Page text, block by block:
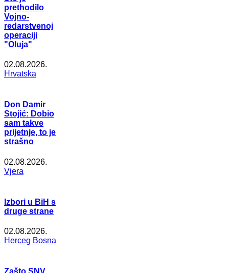
prethodilo
Vojno-
redarstvenoj
operaciji
"Oluja"
02.08.2026.
Hrvatska
Don Damir
Stojić: Dobio
sam takve
prijetnje, to je
strašno
02.08.2026.
Vjera
Izbori u BiH s
druge strane
02.08.2026.
Herceg Bosna